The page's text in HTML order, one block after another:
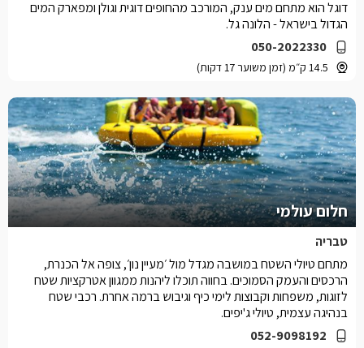
050-2022330
14.5 ק״מ (זמן משוער 17 דקות)
דוגל הוא מתחם מים ענק, המורכב מהחופים דוגית וגולן ומפארק המים
הגדול בישראל - הלונה גל.
חלום עולמי
טבריה
052-9098192
מתחם טיולי השטח במושבה מגדל מול ׳מעיין נון׳, צופה אל הכנרת,
הרכסים והעמק הסמוכים. בחווה תוכלו ליהנות ממגוון אטרקציות שטח
לזוגות, משפחות וקבוצות לימי כיף וגיבוש ברמה אחרת. רכבי שטח
בנהיגה עצמית, טיולי ג'יפים.